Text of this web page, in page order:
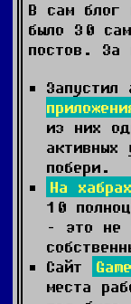
В сам блог
было 30
постов. За
Запустил
из них
активных
побери.
На
10
– это не
Сайт
места